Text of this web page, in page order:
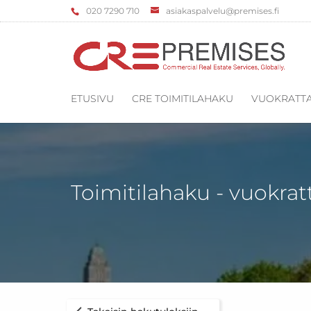
‌020 7290 710 asiakaspalvelu@premises.fi
ETUSIVU CRE TOIMITILAHAKU
Toimitilahaku -